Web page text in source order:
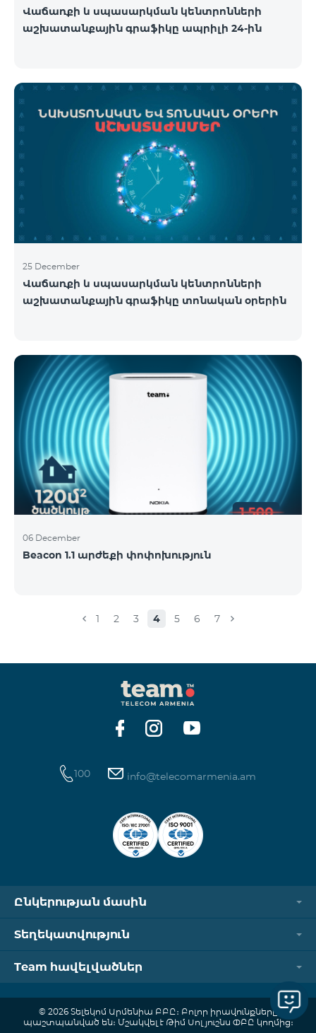
Վաճառքի և սպասարկման կենտրոնների
աշխատանքային գրաֆիկը ապրիլի 24-ին
25 December
Վաճառքի և սպասարկման կենտրոնների
աշխատանքային գրաֆիկը տոնական օրերին
06 December
Beacon 1.1 արժեքի փոփոխություն
1 2 3 4 5 6 7
100 info@telecomarmenia.am
Ընկերության մասին
Տեղեկատվություն
Team հավելվածներ
© 2026 Տելեկոմ Արմենիա ԲԲԸ։ Բոլոր իրավունքները
պաշտպանված են։ Մշակվել է Թիմ Սոլյուշնս ՓԲԸ կողմից։